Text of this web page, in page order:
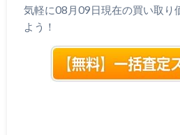
気軽に08月09日現在の買い取り
よう！